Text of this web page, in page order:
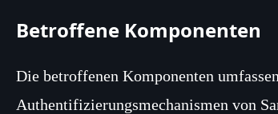
Betroffene Komponenten
Die betroffenen Komponenten
Authentifizierungsmechanismen von